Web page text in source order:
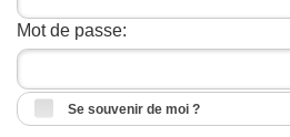
Mot de passe:
Se souvenir de moi ?